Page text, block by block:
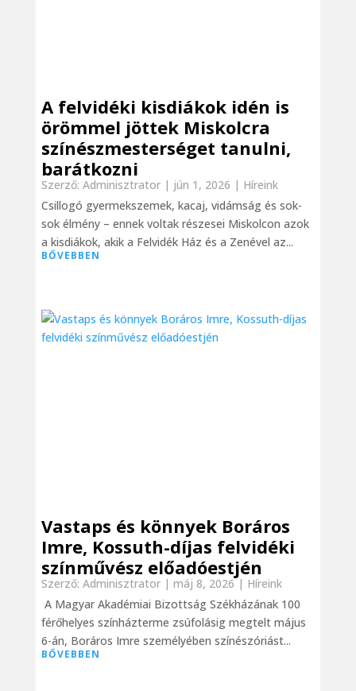
A felvidéki kisdiákok idén is
örömmel jöttek Miskolcra
színészmesterséget tanulni,
barátkozni
Szerző: Adminisztrator| jún 1, 2026 | Híreink
Csillogó gyermekszemek, kacaj, vidámság és sok-
sok élmény – ennek voltak részesei Miskolcon azok
a kisdiákok, akik a Felvidék Ház és a Zenével az...
BŐVEBBEN
Vastaps és könnyek Boráros
Imre, Kossuth-díjas felvidéki
színművész előadóestjén
Szerző: Adminisztrator| máj 8, 2026 | Híreink
A Magyar Akadémiai Bizottság Székházának 100
férőhelyes színházterme zsúfolásig megtelt május
6-án, Boráros Imre személyében színészóriást...
BŐVEBBEN